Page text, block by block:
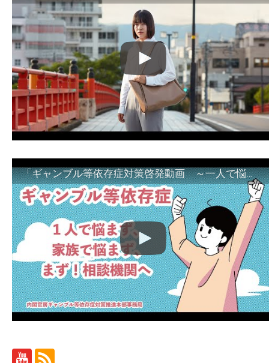
「ギャンブル等依存症対策啓発動画 ～一人で悩まず、家族で悩まず、まず！相談機関へ～」